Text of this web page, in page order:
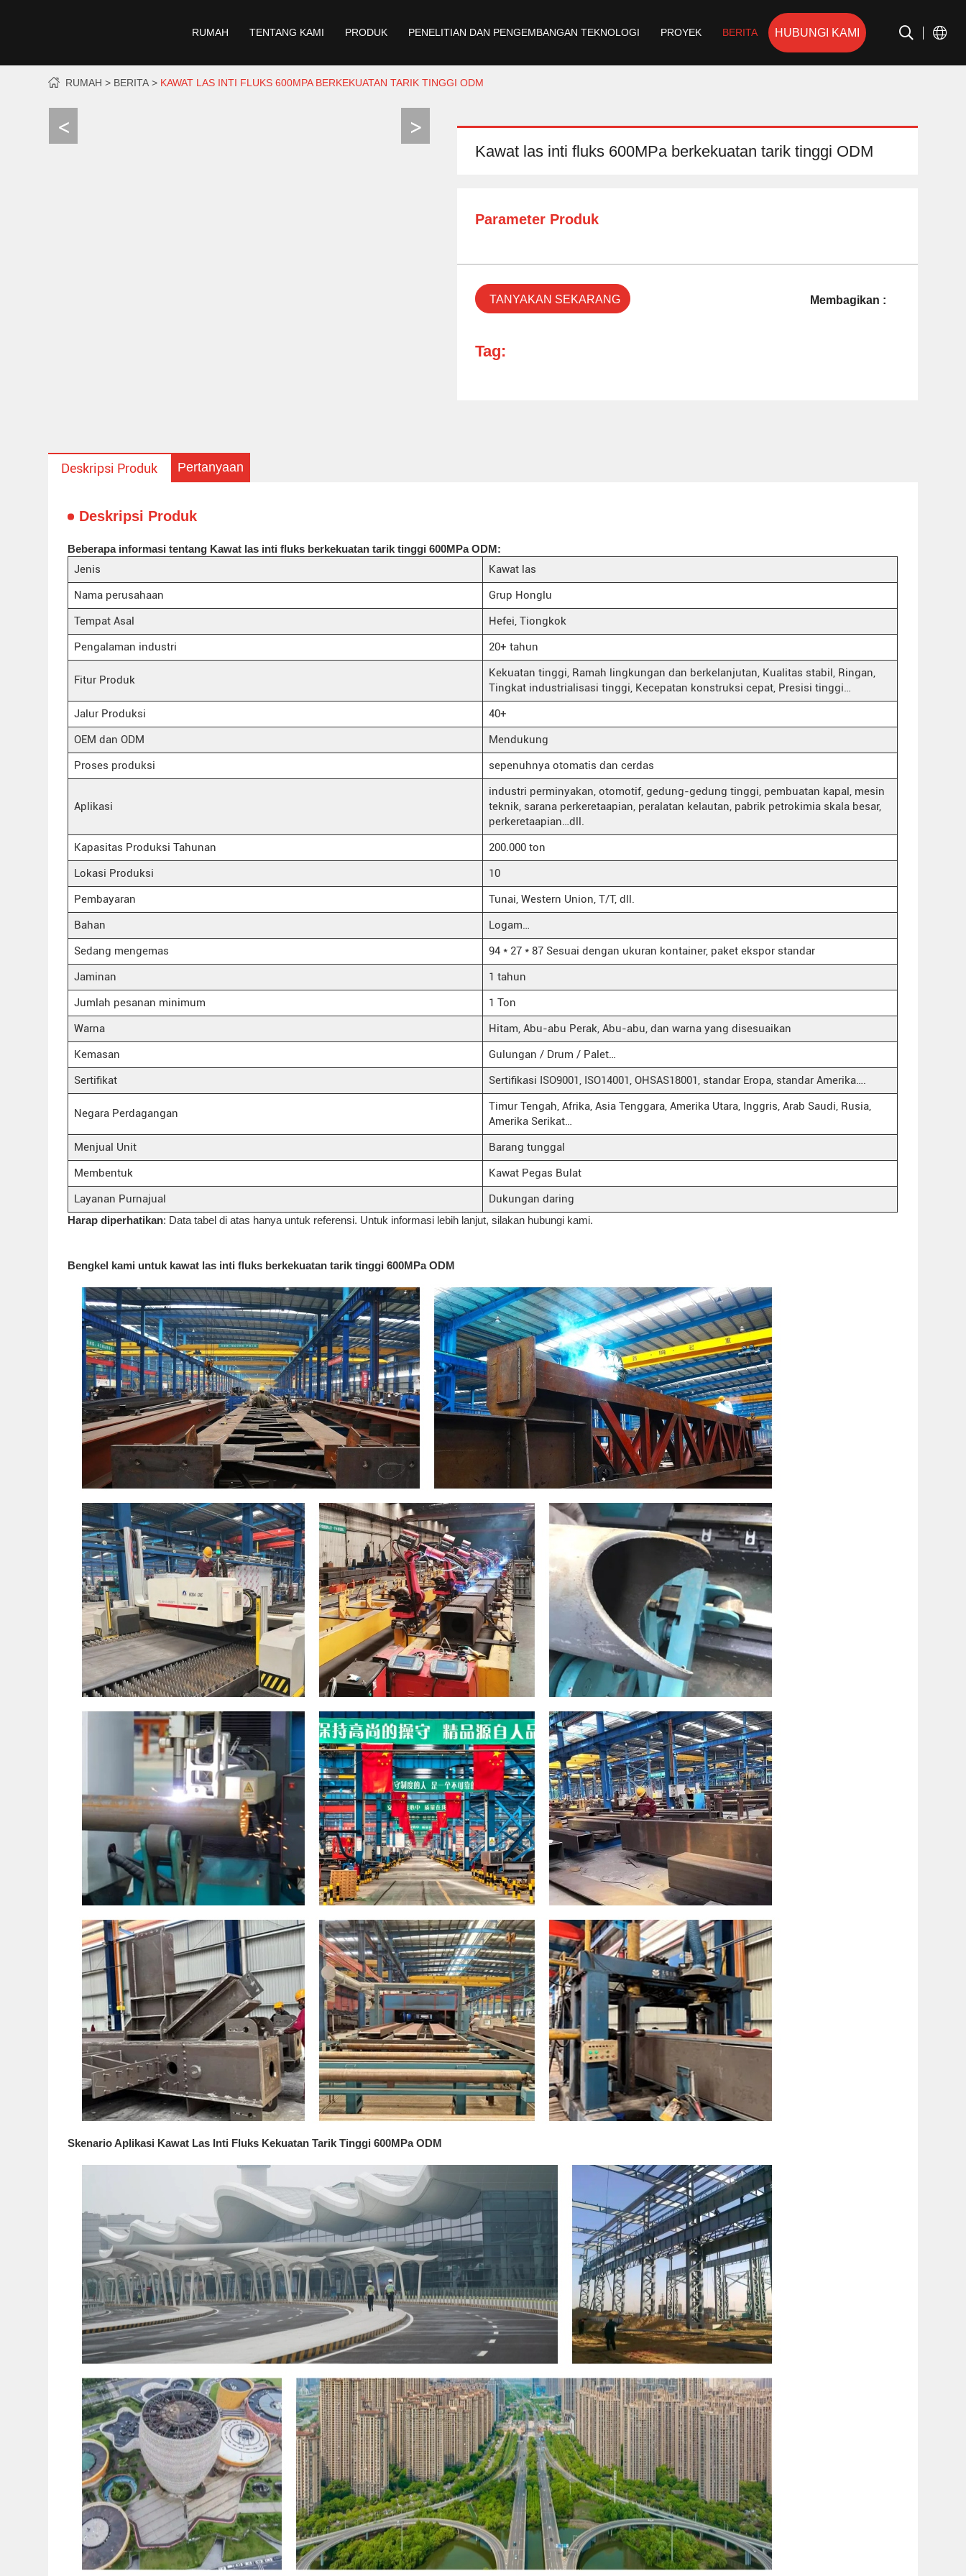
RUMAH TENTANG KAMI PRODUK PENELITIAN DAN PENGEMBANGAN TEKNOLOGI PROYEK BERITA HUBUNGI KAMI
RUMAH BERITA KAWAT LAS INTI FLUKS 600MPA BERKEKUATAN TARIK TINGGI ODM
Kawat las inti fluks 600MPa berkekuatan tarik tinggi ODM
Parameter Produk
TANYAKAN SEKARANG Membagikan :
Tag:
Deskripsi Produk Pertanyaan
Deskripsi Produk
Beberapa informasi tentang Kawat las inti fluks berkekuatan tarik tinggi 600MPa ODM:
Jenis
Kawat las
Nama perusahaan
Grup Honglu
Tempat Asal
Hefei, Tiongkok
Pengalaman industri
20+ tahun
Fitur Produk
Kekuatan tinggi, Ramah lingkungan dan berkelanjutan, Kualitas stabil, Ringan,
Tingkat industrialisasi tinggi, Kecepatan konstruksi cepat, Presisi tinggi…
Jalur Produksi
40+
OEM dan ODM
Mendukung
Proses produksi
sepenuhnya otomatis dan cerdas
Aplikasi
industri perminyakan, otomotif, gedung-gedung tinggi, pembuatan kapal, mesin
teknik, sarana perkeretaapian, peralatan kelautan, pabrik petrokimia skala besar,
perkeretaapian…dll.
Kapasitas Produksi Tahunan
200.000 ton
Lokasi Produksi
10
Pembayaran
Tunai, Western Union, T/T, dll.
Bahan
Logam…
Sedang mengemas
94 * 27 * 87 Sesuai dengan ukuran kontainer, paket ekspor standar
Jaminan
1 tahun
Jumlah pesanan minimum
1 Ton
Warna
Hitam, Abu-abu Perak, Abu-abu, dan warna yang disesuaikan
Kemasan
Gulungan / Drum / Palet…
Sertifikat
Sertifikasi ISO9001, ISO14001, OHSAS18001, standar Eropa, standar Amerika….
Negara Perdagangan
Timur Tengah, Afrika, Asia Tenggara, Amerika Utara, Inggris, Arab Saudi, Rusia,
Amerika Serikat…
Menjual Unit
Barang tunggal
Membentuk
Kawat Pegas Bulat
Layanan Purnajual
Dukungan daring
Harap diperhatikan: Data tabel di atas hanya untuk referensi. Untuk informasi lebih lanjut, silakan hubungi kami.
Bengkel kami untuk kawat las inti fluks berkekuatan tarik tinggi 600MPa ODM
Skenario Aplikasi Kawat Las Inti Fluks Kekuatan Tarik Tinggi 600MPa ODM